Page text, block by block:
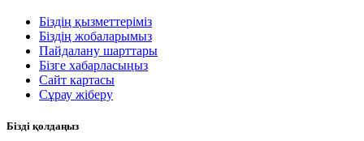
Біздің қызметтеріміз
Біздің жобаларымыз
Пайдалану шарттары
Бізге хабарласыңыз
Сайт картасы
Сұрау жіберу
Бізді қолдаңыз